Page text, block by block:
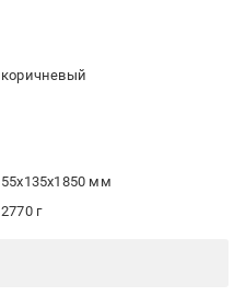
коричневый
55x135x1850 мм
2770 г